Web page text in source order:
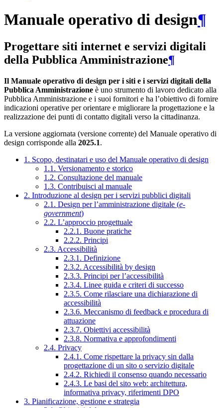
Manuale operativo di design¶
Progettare siti internet e servizi digitali
della Pubblica Amministrazione¶
Il Manuale operativo di design per i siti e i servizi digitali della
Pubblica Amministrazione è uno strumento di lavoro dedicato alla
Pubblica Amministrazione e i suoi fornitori e ha l’obiettivo di fornire
indicazioni operative per orientare e migliorare la progettazione e la
realizzazione dei punti di contatto digitali verso la cittadinanza.
La versione aggiornata (versione corrente) del Manuale operativo di
design corrisponde alla 2025.1.
1. Scopo, destinatari e uso del Manuale operativo di design
1.1. Versionamento e storico
1.2. Consultazione del manuale
1.3. Contribuisci al manuale
2. Introduzione al design per i servizi pubblici digitali
2.1. Design per l’amministrazione digitale (e-
government)
2.2. L’approccio progettuale
2.2.1. Buone pratiche
2.2.2. Principi
2.3. Accessibilità
2.3.1. Definizione
2.3.2. Accessibilità by design
2.3.3. Principi per l’accessibilità
2.3.4. Linee guida e criteri di successo
2.3.5. Come rilasciare una dichiarazione di
accessibilità
2.3.6. Meccanismo di feedback e procedura di
attuazione
2.3.7. Obiettivi accessibilità
2.3.8. Normativa e approfondimenti
2.4. Privacy
2.4.1. Come rispettare la privacy sin dalla
progettazione di un sito o servizio digitale
2.4.2. Richiedi il consenso quando necessario
2.4.3. Le basi del sito web: architettura,
informativa privacy, riferimenti DPO
3. Pianificazione, gestione e strategia